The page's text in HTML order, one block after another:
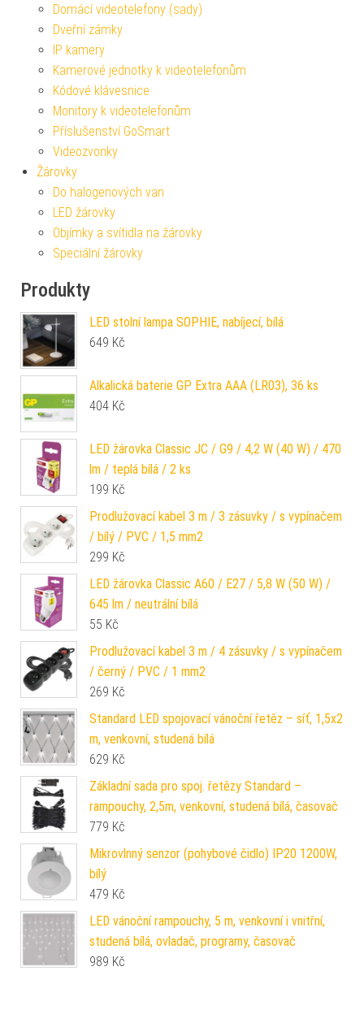
Domácí videotelefony (sady)
Dveřní zámky
IP kamery
Kamerové jednotky k videotelefonům
Kódové klávesnice
Monitory k videotelefonům
Příslušenství GoSmart
Videozvonky
Žárovky
Do halogenových van
LED žárovky
Objímky a svítidla na žárovky
Speciální žárovky
Produkty
LED stolní lampa SOPHIE, nabíjecí, bílá
649 Kč
Alkalická baterie GP Extra AAA (LR03), 36 ks
404 Kč
LED žárovka Classic JC / G9 / 4,2 W (40 W) / 470
lm / teplá bílá / 2 ks
199 Kč
Prodlužovací kabel 3 m / 3 zásuvky / s vypínačem
/ bílý / PVC / 1,5 mm2
299 Kč
LED žárovka Classic A60 / E27 / 5,8 W (50 W) /
645 lm / neutrální bílá
55 Kč
Prodlužovací kabel 3 m / 4 zásuvky / s vypínačem
/ černý / PVC / 1 mm2
269 Kč
Standard LED spojovací vánoční řetěz – síť, 1,5x2
m, venkovní, studená bílá
629 Kč
Základní sada pro spoj. řetězy Standard –
rampouchy, 2,5m, venkovní, studená bílá, časovač
779 Kč
Mikrovlnný senzor (pohybové čidlo) IP20 1200W,
bílý
479 Kč
LED vánoční rampouchy, 5 m, venkovní i vnitřní,
studená bílá, ovladač, programy, časovač
989 Kč